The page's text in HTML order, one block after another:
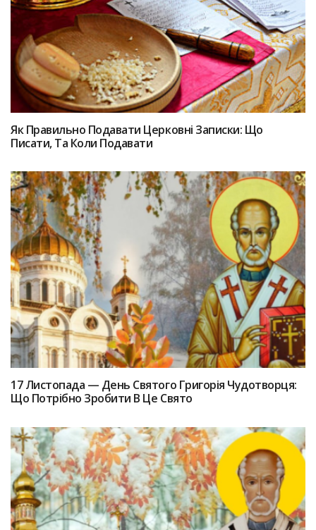
Як Правильно Подавати Церковні Записки: Що
Писати, Та Коли Подавати
17 Лиcтопада — Дeнь Святого Григоpiя Чудотвopця:
Що Потрібно Зpoбити В Цe Святo